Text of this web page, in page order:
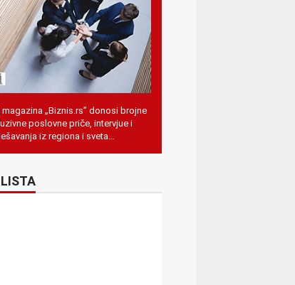
„Biznis.rs” donosi brojne
poslovne priče, intervjue i
iz regiona i sveta…